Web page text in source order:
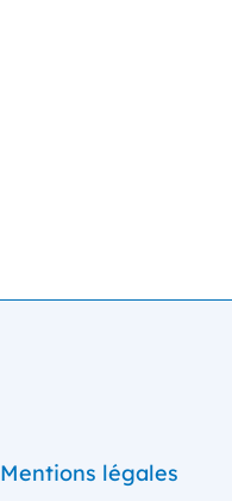
Mentions légales